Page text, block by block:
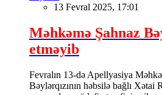
13 Fevral 2025, 17:01
Məhkəmə Şahnaz
etməyib
Fevralın 13-də Apellyasiya
Bəylərqızının həbsilə bağlı Xətai